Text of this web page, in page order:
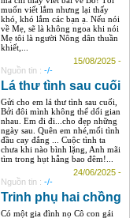
muốn viết lắm nhưng lại thấy
khó, khó lắm các bạn ạ. Nếu nói
về Mẹ, sẽ là không ngoa khi nói
Mẹ tôi là người Nông dân thuần
khiết,...
15/08/2025 -
Nguồn tin : -/-
Lá thư tình sau cuối
Gửi cho em lá thư tình sau cuối,
Bởi đôi mình không thể dối gian
nhau. Em đi đi...cho đẹp những
ngày sau. Quên em nhé,mối tình
đầu cay đắng ... Cuộc tình ta
chưa khi nào bình lặng, Anh mãi
tìm trong hụt hẫng bao đêm!...
24/06/2025 -
Nguồn tin : -/-
Trinh phụ hai chồng
Có một gia đình nọ Cô con gái